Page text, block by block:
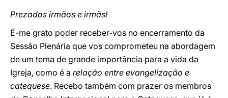
Prezados irmãos e irmãs!
É-me grato poder receber-vos no encerramento da
Sessão Plenária que vos comprometeu na abordagem
de um tema de grande importância para a vida da
Igreja, como é a relação entre evangelização e
catequese. Recebo também com prazer os membros